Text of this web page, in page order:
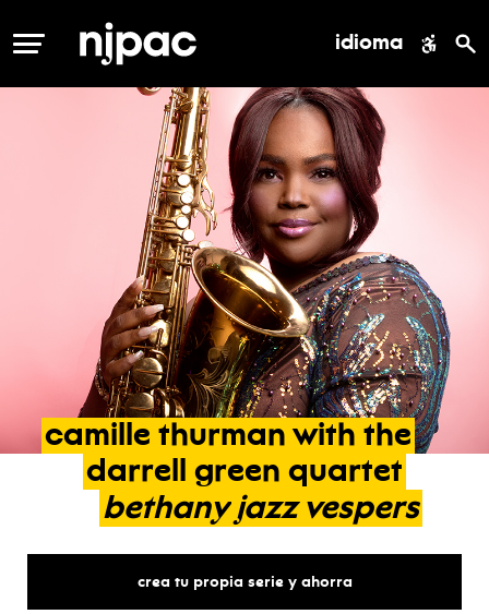
MENÚ idioma
camille thurman with the
darrell green quartet
bethany jazz vespers
crea tu propia serie y ahorra